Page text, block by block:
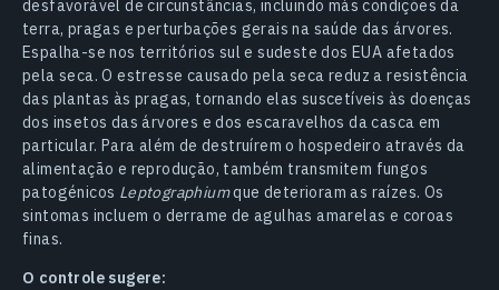
desfavorável de circunstâncias, incluindo más condições da
terra, pragas e perturbações gerais na saúde das árvores.
Espalha-se nos territórios sul e sudeste dos EUA afetados
pela seca. O estresse causado pela seca reduz a resistência
das plantas às pragas, tornando elas suscetíveis às doenças
dos insetos das árvores e dos escaravelhos da casca em
particular. Para além de destruírem o hospedeiro através da
alimentação e reprodução, também transmitem fungos
patogénicos Leptographiumque deterioram as raízes. Os
sintomas incluem o derrame de agulhas amarelas e coroas
finas.
O controle sugere: